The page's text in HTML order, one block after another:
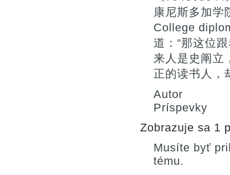
康尼斯多加学
College
道：“那这位
来人是史阐立
正的读书人，
Autor
Príspevky
Zobrazuje sa 1
Musíte byť
tému.